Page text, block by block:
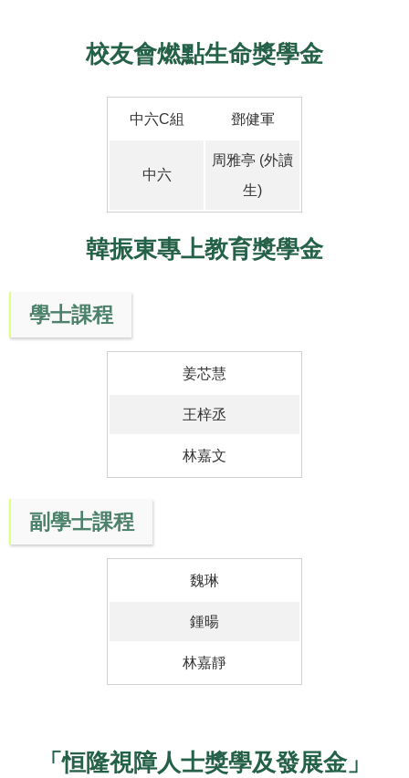
校友會燃點生命獎學金
中六C組 鄧健軍
中六
周雅亭 (外讀
生)
韓振東專上教育獎學金
學士課程
姜芯慧
王梓丞
林嘉文
副學士課程
魏琳
鍾暘
林嘉靜
「恒隆視障人士獎學及發展金」